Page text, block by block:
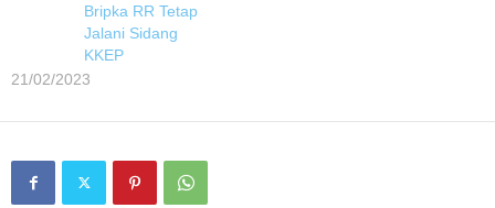
Bripka RR Tetap
Jalani Sidang
KKEP
21/02/2023